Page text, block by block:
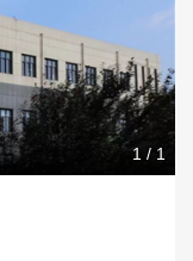
1 / 1